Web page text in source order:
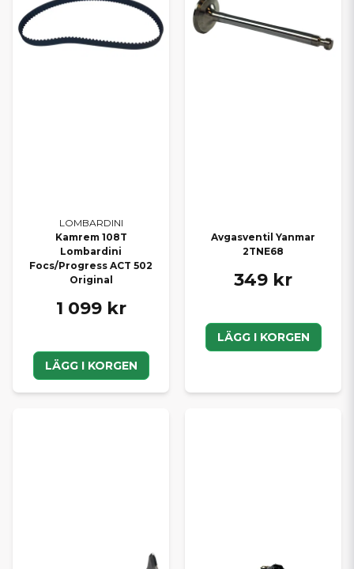
LOMBARDINI
Kamrem 108T
Lombardini
Focs/Progress ACT 502
Original
1 099 kr
LÄGG I KORGEN
Avgasventil Yanmar
2TNE68
349 kr
LÄGG I KORGEN